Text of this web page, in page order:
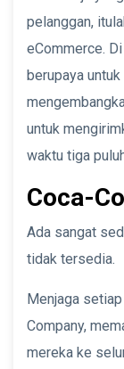
pelanggan,
eCommerce.
berupaya
untuk
waktu tiga
Coca-
Ada sangat
tidak tersedia.
Menjaga
Company,
mereka ke